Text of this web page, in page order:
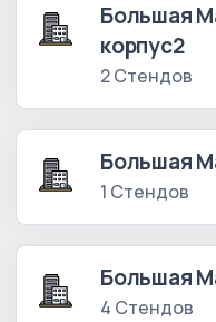
Большая
корпус2
2 Стендов
Большая
1 Стендов
Большая
4 Стендов